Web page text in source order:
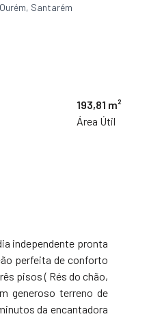
Santarém
193,81 m²
Área Útil
independente pronta
perfeita de conforto
pisos ( Rés do chão,
generoso terreno de
da encantadora